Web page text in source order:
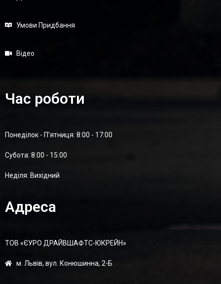
Умови Придбання
Відео
Час роботи
Понеділок - П'ятниця: 8:00 - 17:00
Суботa: 8:00 - 15:00
Неділя: Вихідний
Адреса
ТОВ «ЄУРО ДРАЙВШАФТC-ЮКРЕЙН»
м. Львів, вул. Конюшинна, 2-Б